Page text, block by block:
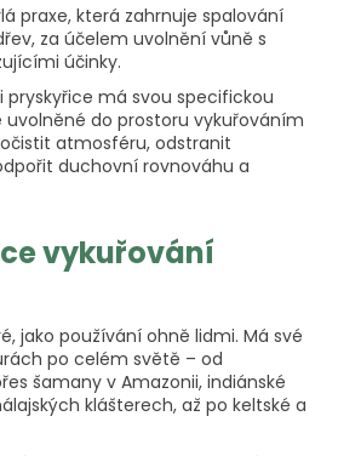
praxe, která zahrnuje spalování
za účelem uvolnění vůně s
účinky.
pryskyřice má svou specifickou
uvolněné do prostoru vykuřováním
atmosféru, odstranit
duchovní rovnováhu a
vykuřování
jako používání ohně lidmi. Má své
po celém světě – od
šamany v Amazonii, indiánské
klášterech, až po keltské a